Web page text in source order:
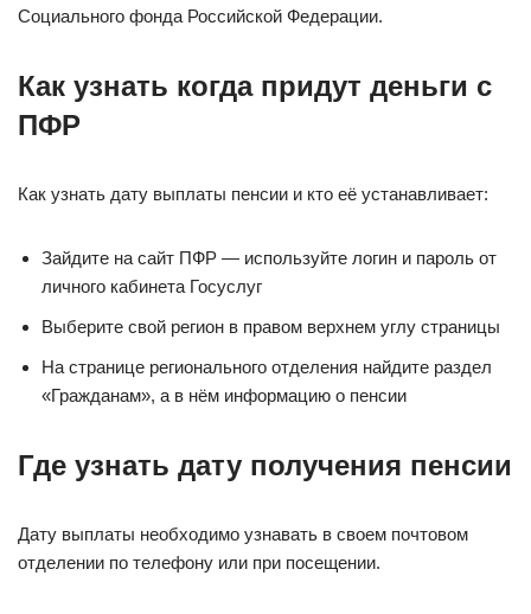
Социального фонда Российской Федерации.
Как узнать когда придут деньги с
ПФР
Как узнать дату выплаты пенсии и кто её устанавливает:
Зайдите на сайт ПФР — используйте логин и пароль от
личного кабинета Госуслуг
Выберите свой регион в правом верхнем углу страницы
На странице регионального отделения найдите раздел
«Гражданам», а в нём информацию о пенсии
Где узнать дату получения пенсии
Дату выплаты необходимо узнавать в своем почтовом
отделении по телефону или при посещении.